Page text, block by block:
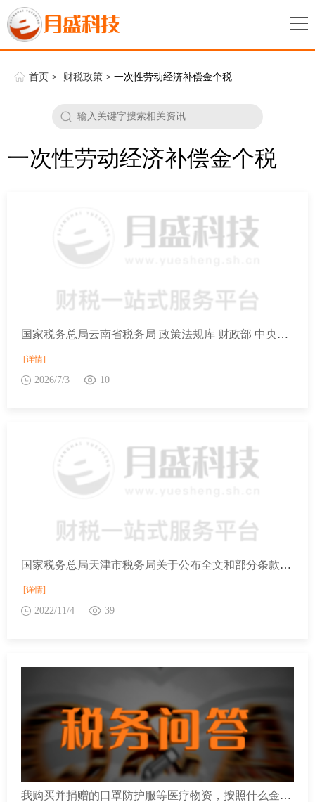
首页 > 财税政策 > 一次性劳动经济补偿金个税
一次性劳动经济补偿金个税
国家税务总局云南省税务局 政策法规库 财政部 中央宣传部 科技部 工业和信息化部 海关总署 税务总局 广电总局关于“十五五”期间支持科普事业发展进口税收优惠政策管理办法的通知
[详情]
2026/7/3 10
国家税务总局天津市税务局关于公布全文和部分条款失效废止的税务规范性文件目录的公告
[详情]
2022/11/4 39
我购买并捐赠的口罩防护服等医疗物资，按照什么金额在计算个人所得税时扣除？